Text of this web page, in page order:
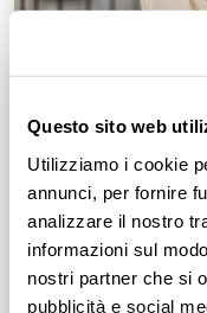
Questo sito web
Utilizziamo i cookie
annunci, per fornire
analizzare il nostro
informazioni sul
nostri partner che si
pubblicità e social
Visual
le riunioni
produttive
Spesso durante le